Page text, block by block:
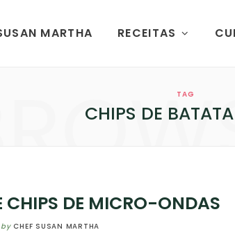
MARTHA RECEITAS
TAG
CHIPS DE
CHIPS DE MICRO-ONDAS
by CHEF SUSAN MARTHA